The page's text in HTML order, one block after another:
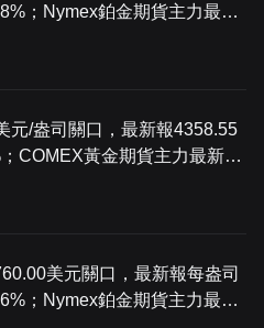
；Nymex鉑金期貨主力最新
元/盎司關口，最新報4358.55
COMEX黃金期貨主力最新報
美元關口，最新報每盎司
；Nymex鉑金期貨主力最新